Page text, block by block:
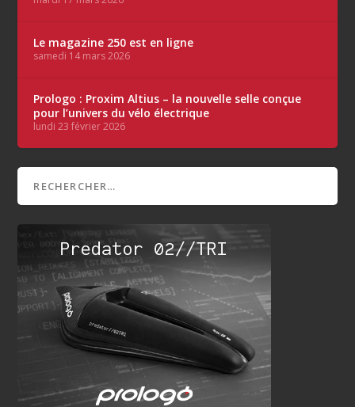
Le magazine 250 est en ligne
samedi 14 mars 2026
Prologo : Proxim Altius – la nouvelle selle conçue
pour l’univers du vélo électrique
lundi 23 février 2026